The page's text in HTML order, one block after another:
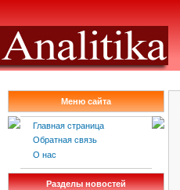
Меню сайта
Главная страница
Обратная связь
О нас
Разделы новостей